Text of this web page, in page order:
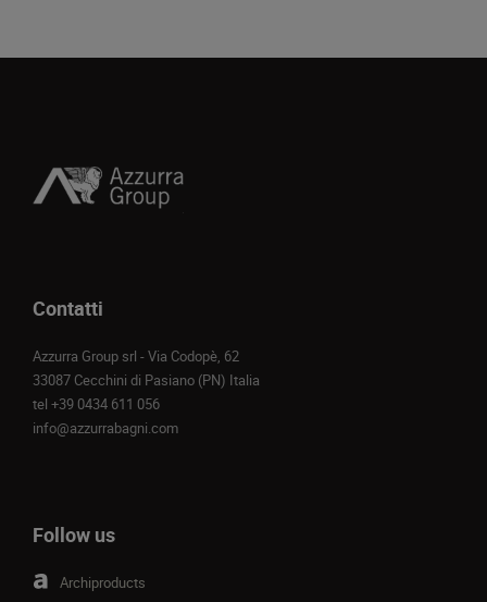
Contatti
Azzurra Group srl - Via Codopè, 62
33087 Cecchini di Pasiano (PN) Italia
tel +39 0434 611 056
info@azzurrabagni.com
Follow us
Archiproducts